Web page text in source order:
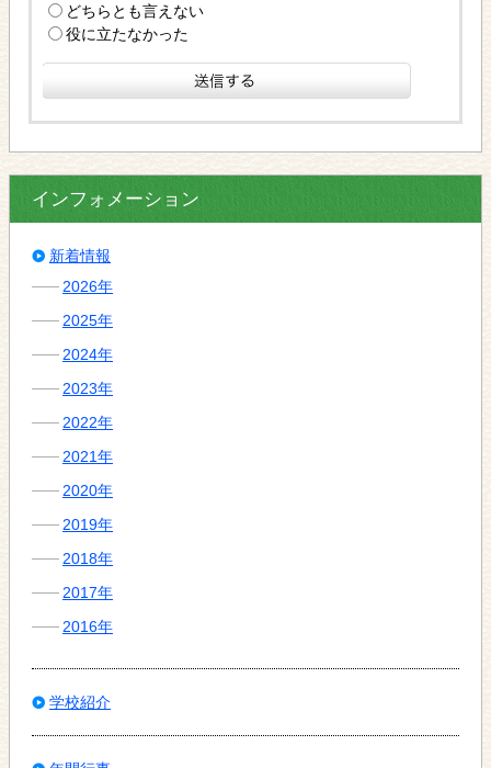
どちらとも言えない
役に立たなかった
インフォメーション
新着情報
2026年
2025年
2024年
2023年
2022年
2021年
2020年
2019年
2018年
2017年
2016年
学校紹介